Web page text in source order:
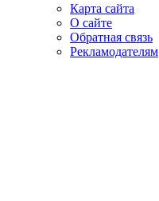
Карта сайта
О сайте
Обратная связь
Рекламодателям